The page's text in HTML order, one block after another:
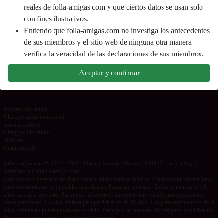
reales de folla-amigas.com y que ciertos datos se usan solo
con fines ilustrativos.
Entiendo que folla-amigas.com no investiga los antecedentes
de sus miembros y el sitio web de ninguna otra manera
verifica la veracidad de las declaraciones de sus miembros.
Aceptar y continuar
Etiquetas
Mamadas Oral Romántico MILF
Maduras Garganta profunda Tetas grandes
Tetas pequeñas Charla sucia
Precios FAQ Privacy policy
entretenimiento, no son posibles citas físicas. Pagas por mensaje. Debes tener más de 18
años para usar este sitio. Para poder ofrecerte el mejor servicio posible, procesamos tus
edad mínima no pueden usar este servicio. Protege a los menores de imágenes explícitas en